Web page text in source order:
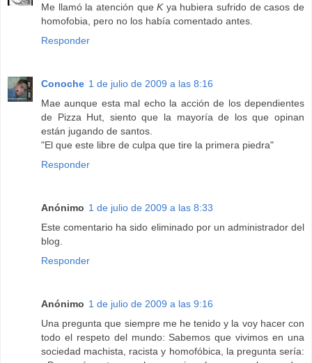
Me llamó la atención queKya hubiera sufrido de casos de
homofobia, pero no los había comentado antes.
Responder
Conoche 1 de julio de 2009 a las 8:16
Mae aunque esta mal echo la acción de los dependientes
de Pizza Hut, siento que la mayoría de los que opinan
están jugando de santos.
"El que este libre de culpa que tire la primera piedra"
Responder
Anónimo 1 de julio de 2009 a las 8:33
Este comentario ha sido eliminado por un administrador del
blog.
Responder
Anónimo 1 de julio de 2009 a las 9:16
Una pregunta que siempre me he tenido y la voy hacer con
todo el respeto del mundo: Sabemos que vivimos en una
sociedad machista, racista y homofóbica, la pregunta sería: